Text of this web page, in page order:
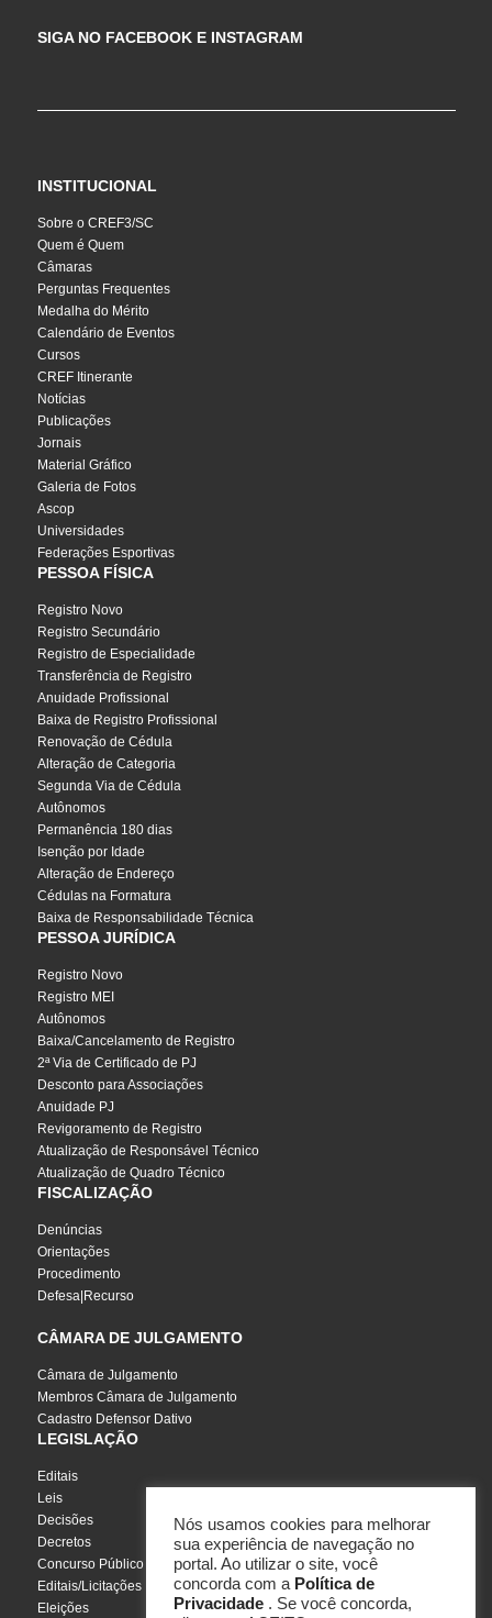
SIGA NO FACEBOOK E INSTAGRAM
INSTITUCIONAL
Sobre o CREF3/SC
Quem é Quem
Câmaras
Perguntas Frequentes
Medalha do Mérito
Calendário de Eventos
Cursos
CREF Itinerante
Notícias
Publicações
Jornais
Material Gráfico
Galeria de Fotos
Ascop
Universidades
Federações Esportivas
PESSOA FÍSICA
Registro Novo
Registro Secundário
Registro de Especialidade
Transferência de Registro
Anuidade Profissional
Baixa de Registro Profissional
Renovação de Cédula
Alteração de Categoria
Segunda Via de Cédula
Autônomos
Permanência 180 dias
Isenção por Idade
Alteração de Endereço
Cédulas na Formatura
Baixa de Responsabilidade Técnica
PESSOA JURÍDICA
Registro Novo
Registro MEI
Autônomos
Baixa/Cancelamento de Registro
2ª Via de Certificado de PJ
Desconto para Associações
Anuidade PJ
Revigoramento de Registro
Atualização de Responsável Técnico
Atualização de Quadro Técnico
FISCALIZAÇÃO
Denúncias
Orientações
Procedimento
Defesa|Recurso
CÂMARA DE JULGAMENTO
Câmara de Julgamento
Membros Câmara de Julgamento
Cadastro Defensor Dativo
LEGISLAÇÃO
Editais
Leis
Decisões
Decretos
Concurso Público
Editais/Licitações
Eleições
Nós usamos cookies para melhorar
sua experiência de navegação no
portal. Ao utilizar o site, você
concorda com a Política de
Privacidade . Se você concorda,